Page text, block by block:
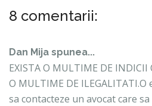
8 comentarii:
Dan Mija spunea...
EXISTA O MULTIME DE INDICII
O MULTIME DE
sa contacteze un avocat care